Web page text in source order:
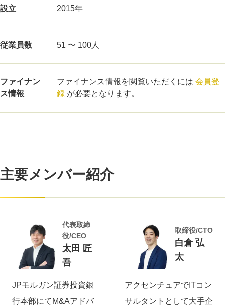
設立 2015年
従業員数 51 〜 100人
ファイナン
ス情報
ファイナンス情報を閲覧いただくには 会員登
録 が必要となります。
主要メンバー紹介
代表取締
役/CEO
太田 匠
吾
JPモルガン証券投資銀
行本部にてM&Aアドバ
取締役/CTO
白倉 弘
太
アクセンチュアでITコン
サルタントとして大手企